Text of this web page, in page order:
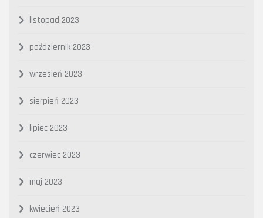
listopad 2023
październik 2023
wrzesień 2023
sierpień 2023
lipiec 2023
czerwiec 2023
maj 2023
kwiecień 2023